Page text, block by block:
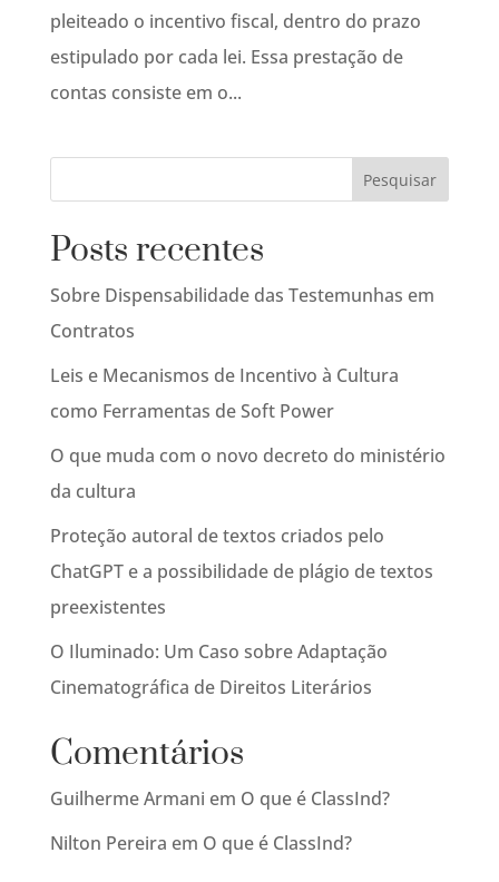
pleiteado o incentivo fiscal, dentro do prazo
estipulado por cada lei. Essa prestação de
contas consiste em o...
Posts recentes
Sobre Dispensabilidade das Testemunhas em
Contratos
Leis e Mecanismos de Incentivo à Cultura
como Ferramentas de Soft Power
O que muda com o novo decreto do ministério
da cultura
Proteção autoral de textos criados pelo
ChatGPT e a possibilidade de plágio de textos
preexistentes
O Iluminado: Um Caso sobre Adaptação
Cinematográfica de Direitos Literários
Comentários
Guilherme Armani em O que é ClassInd?
Nilton Pereira em O que é ClassInd?